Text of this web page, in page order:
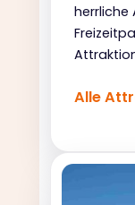
herrliche
Alle